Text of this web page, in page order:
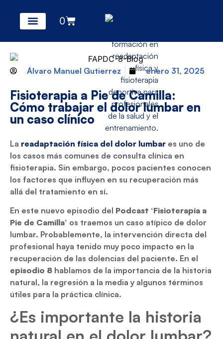
0
Álvaro Manuel Gutierrez enero 31, 2025
Fisioterapia a Pie de Camilla:
Cómo trabajar el dolor lumbar en
un caso clínico
La readaptación física del dolor lumbar es uno de
los casos más comunes de consulta clínica en
fisioterapia. Sin embargo, pocos pacientes conocen
los factores que influyen en su recuperación más
allá del tratamiento en sí.
En este nuevo episodio del Podcast ‘Fisioterapia a
Pie de Camilla’ os traemos un caso atípico de dolor
lumbar. Probablemente, la intervención directa del
profesional haya tenido muy poco impacto en la
recuperación de las dolencias del paciente. En el
episodio 8 hablamos de la importancia de la historia
natural, la regresión a la media y algunos términos
útiles para la práctica clínica.
¿Es importante la historia